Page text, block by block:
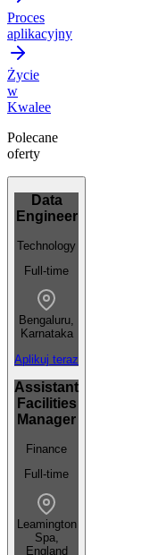
Proces
aplikacyjny
Życie
w
Kwalee
Polecane
oferty
Data
Engineer
Technology
Full-time
Bengaluru,
Karnataka
Aplikuj teraz
Assistant
Facilities
Manager
Finance
Full-time
Leamington
Spa,
England